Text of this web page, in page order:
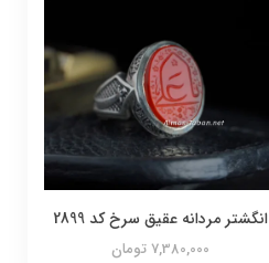
انگشتر مردانه عقیق سرخ کد 2899
7,380,000 تومان